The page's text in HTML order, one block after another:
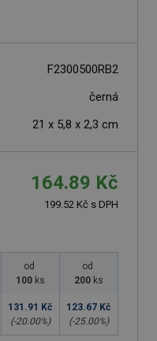
F2300500RB2
černá
21 x 5,8 x 2,3 cm
164.89 Kč
199.52 Kč s DPH
od
100 ks
131.91 Kč
(-20.00%)
od
200 ks
123.67 Kč
(-25.00%)